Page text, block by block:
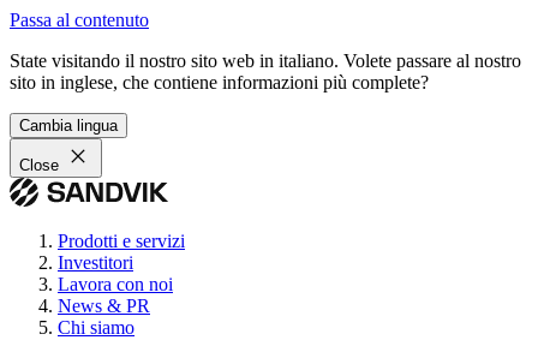
Passa al contenuto
State visitando il nostro sito web in italiano. Volete passare al nostro
sito in inglese, che contiene informazioni più complete?
Cambia lingua
Close
Prodotti e servizi
Investitori
Lavora con noi
News & PR
Chi siamo